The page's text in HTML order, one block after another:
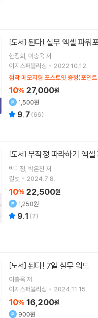
[도서] 된다! 실무 엑셀 파워
한정희 이충욱저
이지스퍼블리싱
2022.10.12.
점착 메모지형 포스트잇 증정(포인
10% 27,000원
1,500원
9.7 (66)
[도서] 무작정 따라하기 엑
박미정 박은진 저
길벗
2024.7.8.
10% 22,500원
1,250원
9.1 (7)
[도서] 된다! 7일 실무 워드
이충욱저
이지스퍼블리싱
2024.11.15.
10% 16,200원
900원